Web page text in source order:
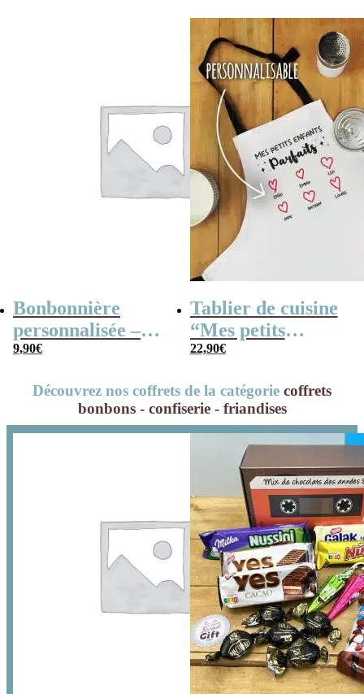
enfants parfaits”
Bonbonnière
personnalisée –
300g mix de
Papy vintage
9,90€
Tablier de cuisine
“Mes petits
enfants parfaits”
mamie
personnalisé
22,90€
Découvrez nos coffrets de la catégorie coffrets
bonbons - confiserie - friandises